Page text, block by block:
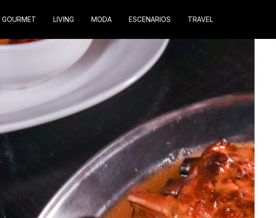
GOURMET LIVING MODA ESCENARIOS TRAVEL